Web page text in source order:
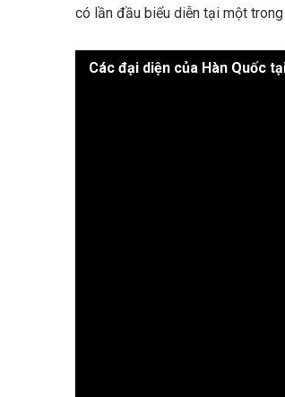
có lần đầu biểu diễn tại một
Các đại diện của Hàn Quốc